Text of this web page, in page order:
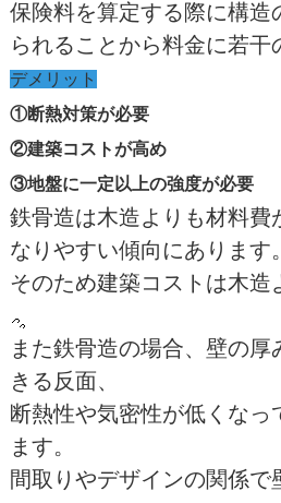
保険料を算定する際に構造
られることから料金に若干
デメリット
①断熱対策が必要
②建築コストが高め
③地盤に一定以上の強度が必要
鉄骨造は木造よりも材料費
なりやすい傾向にあります。
そのため建築コストは木造
また鉄骨造の場合、壁の
きる反面、
断熱性や気密性が低くなっ
ます。
間取りやデザインの関係で